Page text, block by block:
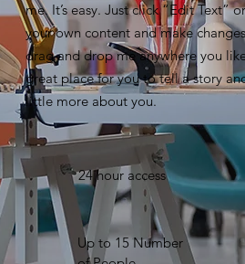
me. It’s easy. Just click “Edit Text”
your own content and make
drag and drop me anywhere you
great place for you to tell a story
little more about you. ​
24 hour access
Up to 15 Number